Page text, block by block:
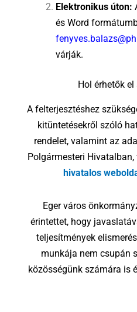
Elektronikus úton:
és Word
várják.
Hol érhetők el
A felterjesztéshez
kitüntetésekről szóló
rendelet, valamint az
Polgármesteri
hivatalos
Eger város
érintettet, hogy
teljesítmények
munkája nem csupán
közösségünk számára is